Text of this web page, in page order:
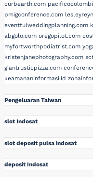
curbearth.com
pmigconference.com
eventfulweddingplanning.com
abgolo.com oregopilot.com
myfortworthpodiatrist.com
kristenjanephotography.com
giantrusticpizza.com
keamananinformasi.id
Pengeluaran Taiwan
slot Indosat
slot deposit pulsa indosat
deposit Indosat